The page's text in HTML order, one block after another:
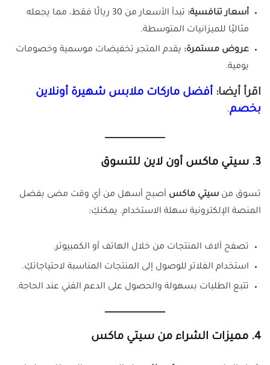
أسعار تنافسية:
تبدأ الأسعار من 30 ريالًا فقط، مما يجعله
مثاليًا للميزانيات المتوسطة.
عروض مستمرة: يقدم المتجر تخفيضات موسمية وخصومات
يومية.
اقرأ أيضا: أفضل ماركات ملابس شهيرة أونلاين
بخصم.
3. سيتي ماكس أون لاين للتسوق
تسوق من سيتي ماكس أصبح أسهل من أي وقت مضى بفضل
المنصة الإلكترونية سهلة الاستخدام. يمكنكِ:
تصفح آلاف المنتجات من خلال الهاتف أو الكمبيوتر.
استخدام الفلاتر للوصول إلى المنتجات المناسبة لاحتياجاتكِ.
تتبع الطلبات بسهولة والحصول على الدعم الفني عند الحاجة.
4. مميزات الشراء من سيتي ماكس